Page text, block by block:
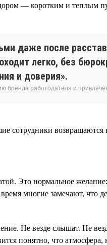
— коротким и теплым
даже после
легко, без
и доверия».
бренда работодателя и
Это нормальное
многие замечают, что
Не везде слышат. Не
понятно, что